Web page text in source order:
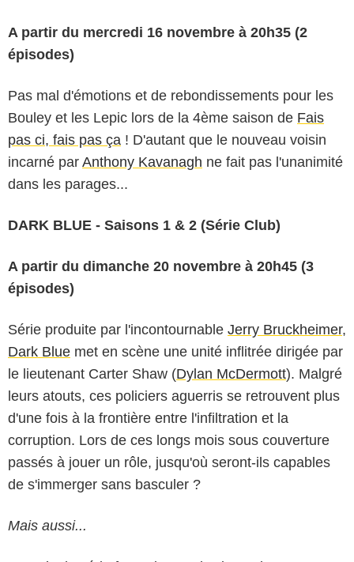
A partir du mercredi 16 novembre à 20h35 (2
épisodes)
Pas mal d'émotions et de rebondissements pour les
Bouley et les Lepic lors de la 4ème saison de Fais
pas ci, fais pas ça ! D'autant que le nouveau voisin
incarné par Anthony Kavanagh ne fait pas l'unanimité
dans les parages...
DARK BLUE - Saisons 1 & 2 (Série Club)
A partir du dimanche 20 novembre à 20h45 (3
épisodes)
Série produite par l'incontournable Jerry Bruckheimer,
Dark Blue met en scène une unité inflitrée dirigée par
le lieutenant Carter Shaw (Dylan McDermott). Malgré
leurs atouts, ces policiers aguerris se retrouvent plus
d'une fois à la frontière entre l'infiltration et la
corruption. Lors de ces longs mois sous couverture
passés à jouer un rôle, jusqu'où seront-ils capables
de s'immerger sans basculer ?
Mais aussi...